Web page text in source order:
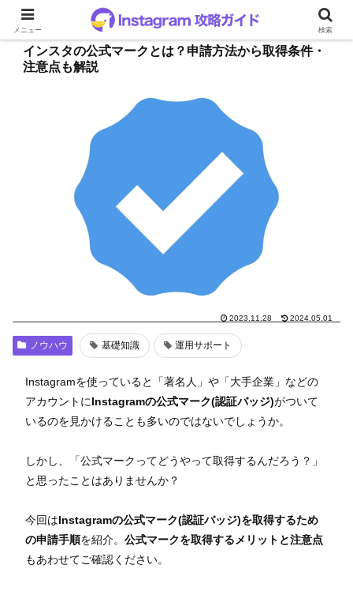
インスタの公式マークとは？申請方法から取得条件・
注意点も解説
2023.11.28 2024.05.01
ノウハウ 基礎知識 運用サポート
Instagramを使っていると「著名人」や「大手企業」などの
アカウントにInstagramの公式マーク(認証バッジ)がついて
いるのを見かけることも多いのではないでしょうか。
しかし、「公式マークってどうやって取得するんだろう？」
と思ったことはありませんか？
今回はInstagramの公式マーク(認証バッジ)を取得するため
の申請手順を紹介。 公式マークを取得するメリットと注意点
もあわせてご確認ください。
メニュー 検索